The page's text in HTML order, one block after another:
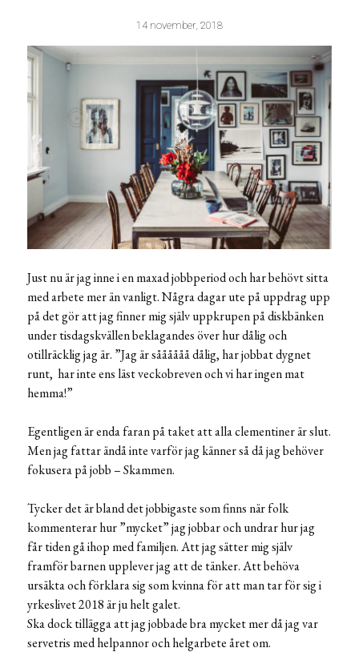
14 november, 2018
Just nu är jag inne i en maxad jobbperiod och har behövt sitta
med arbete mer än vanligt. Några dagar ute på uppdrag upp
på det gör att jag finner mig själv uppkrupen på diskbänken
under tisdagskvällen beklagandes över hur dålig och
otillräcklig jag är. ”Jag är såååååå dålig, har jobbat dygnet
runt, har inte ens läst veckobreven och vi har ingen mat
hemma!”
Egentligen är enda faran på taket att alla clementiner är slut.
Men jag fattar ändå inte varför jag känner så då jag behöver
fokusera på jobb – Skammen.
Tycker det är bland det jobbigaste som finns när folk
kommenterar hur ”mycket” jag jobbar och undrar hur jag
får tiden gå ihop med familjen. Att jag sätter mig själv
framför barnen upplever jag att de tänker. Att behöva
ursäkta och förklara sig som kvinna för att man tar för sig i
yrkeslivet 2018 är ju helt galet.
Ska dock tillägga att jag jobbade bra mycket mer då jag var
servetris med helpannor och helgarbete året om.